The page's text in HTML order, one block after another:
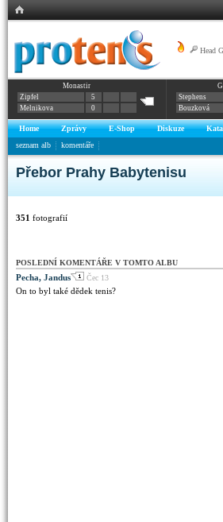
Head
Monastir
Zipfel
5
Melnikova
0
Stephens
Bouzková
Home Zprávy E-Shop Diskuze
seznam alb
komentáře
Přebor Prahy Babytenisu
351 fotografií
POSLEDNÍ KOMENTÁŘE V TOMTO ALBU
Pecha, Jandus Čec 13
On to byl také dědek tenis?